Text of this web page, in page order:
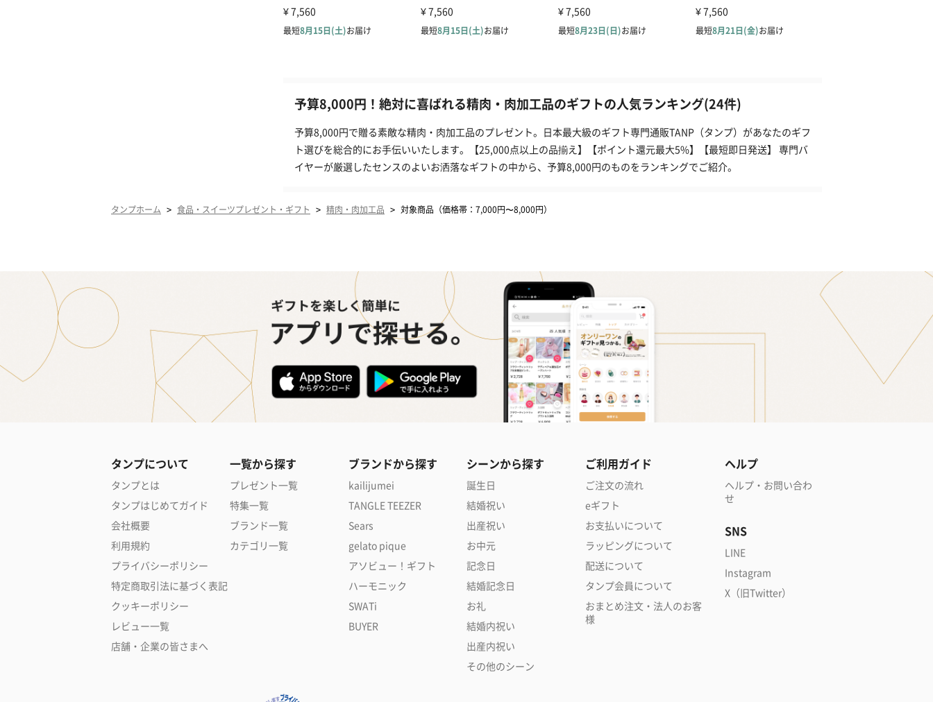
予算8,000円！絶対に喜ばれる精肉・肉加工品のギフトの人気ランキング(24件)
予算8,000円で贈る素敵な精肉・肉加工品のプレゼント。日本最大級のギフト専門通販TANP（タンプ）があなたのギフ
ト選びを総合的にお手伝いいたします。【25,000点以上の品揃え】【ポイント還元最大5%】【最短即日発送】 専門バ
イヤーが厳選したセンスのよいお洒落なギフトの中から、予算8,000円のものをランキングでご紹介。
タンプホーム > 食品・スイーツプレゼント・ギフト > 精肉・肉加工品 > 対象商品（価格帯：7,000円〜8,000円）
タンプについて
タンプとは
タンプはじめてガイド
会社概要
利用規約
プライバシーポリシー
特定商取引法に基づく表記
クッキーポリシー
レビュー一覧
店舗・企業の皆さまへ
一覧から探す
プレゼント一覧
特集一覧
ブランド一覧
カテゴリ一覧
ブランドから探す
kailijumei
TANGLE TEEZER
Sears
gelato pique
アソビュー！ギフト
ハーモニック
SWATi
BUYER
シーンから探す
誕生日
結婚祝い
出産祝い
お中元
記念日
結婚記念日
お礼
結婚内祝い
出産内祝い
その他のシーン
ご利用ガイド
ご注文の流れ
eギフト
お支払いについて
ラッピングについて
配送について
タンプ会員について
おまとめ注文・法人のお客
様
ヘルプ
ヘルプ・お問い合わ
せ
SNS
LINE
Instagram
X（旧Twitter）